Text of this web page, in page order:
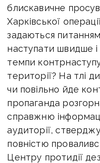
блискавичне
Харківської
задаються
наступати швидше
темпи
території? На тлі
чи повільно йде
пропаганда
справжню
аудиторії,
повністю
Центру протидії